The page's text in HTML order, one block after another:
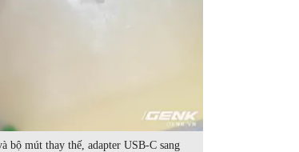
bộ mút thay thế, adapter USB-C sang